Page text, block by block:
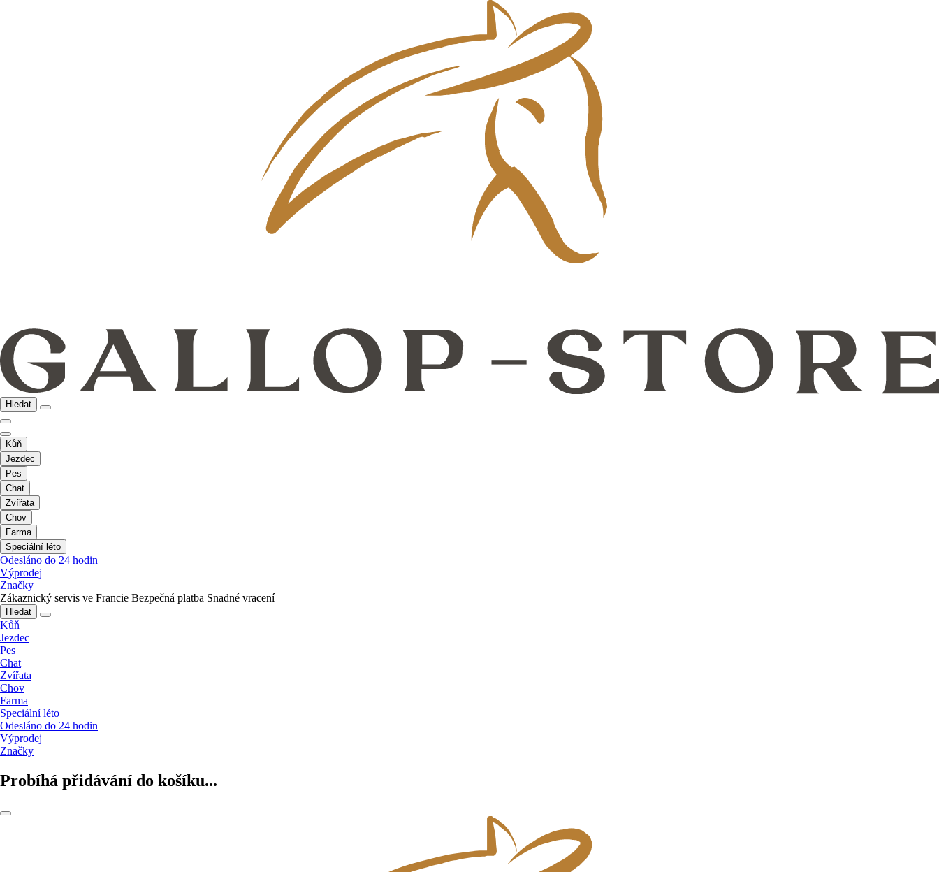
Hledat
Kůň
Jezdec
Pes
Chat
Zvířata
Chov
Farma
Speciální léto
Odesláno do 24 hodin
Výprodej
Značky
Zákaznický servis ve Francie Bezpečná platba Snadné vracení
Hledat
Kůň
Jezdec
Pes
Chat
Zvířata
Chov
Farma
Speciální léto
Odesláno do 24 hodin
Výprodej
Značky
Probíhá přidávání do košíku...